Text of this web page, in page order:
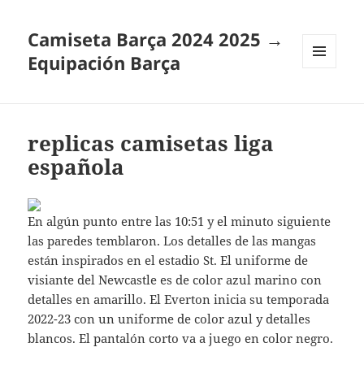
Camiseta Barça 2024 2025 →
Equipación Barça
replicas camisetas liga
española
En algún punto entre las 10:51 y el minuto siguiente
las paredes temblaron. Los detalles de las mangas
están inspirados en el estadio St. El uniforme de
visiante del Newcastle es de color azul marino con
detalles en amarillo. El Everton inicia su temporada
2022-23 con un uniforme de color azul y detalles
blancos. El pantalón corto va a juego en color negro.